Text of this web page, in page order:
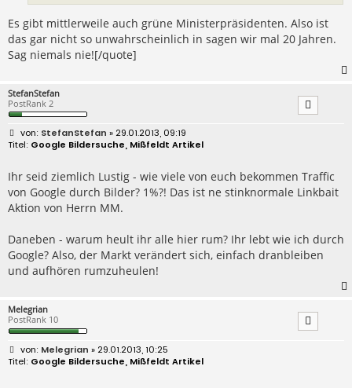
Es gibt mittlerweile auch grüne Ministerpräsidenten. Also ist
das gar nicht so unwahrscheinlich in sagen wir mal 20 Jahren.
Sag niemals nie![/quote]
StefanStefan
PostRank 2
B
e
r
a
g
StefanStefan » 29.01.2013, 09:19
Google Bildersuche, Mißfeldt Artikel
Ihr seid ziemlich Lustig - wie viele von euch bekommen Traffic
von Google durch Bilder? 1%?! Das ist ne stinknormale Linkbait
Aktion von Herrn MM.
Daneben - warum heult ihr alle hier rum? Ihr lebt wie ich durch
Google? Also, der Markt verändert sich, einfach dranbleiben
und aufhören rumzuheulen!
Melegrian
PostRank 10
B
e
Melegrian » 29.01.2013, 10:25
Google Bildersuche, Mißfeldt Artikel